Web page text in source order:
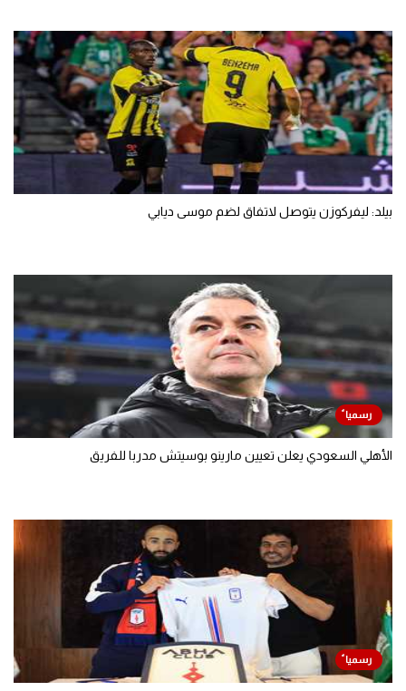
بيلد: ليفركوزن يتوصل لاتفاق لضم موسى ديابي
الأهلي السعودي يعلن تعيين مارينو بوسيتش مدربا للفريق